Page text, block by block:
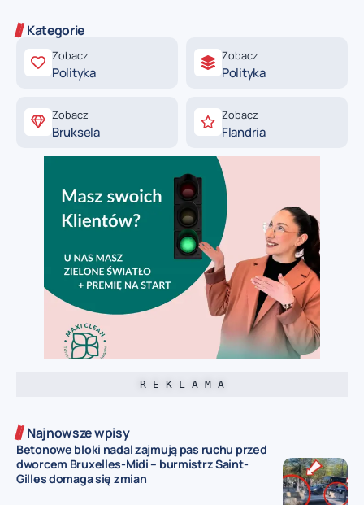
Kategorie
Zobacz
Polityka
Zobacz
Polityka
Zobacz
Bruksela
Zobacz
Flandria
R E K L A M A
Najnowsze wpisy
Betonowe bloki nadal zajmują pas ruchu przed
dworcem Bruxelles-Midi – burmistrz Saint-
Gilles domaga się zmian